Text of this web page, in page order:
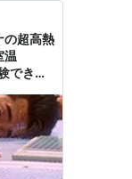
の超高熱
温
できち